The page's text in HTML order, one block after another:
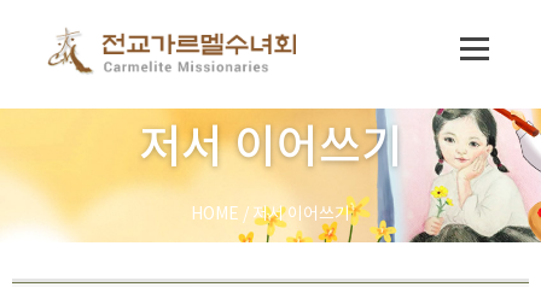
저서 이어쓰기
HOME / 저서 이어쓰기